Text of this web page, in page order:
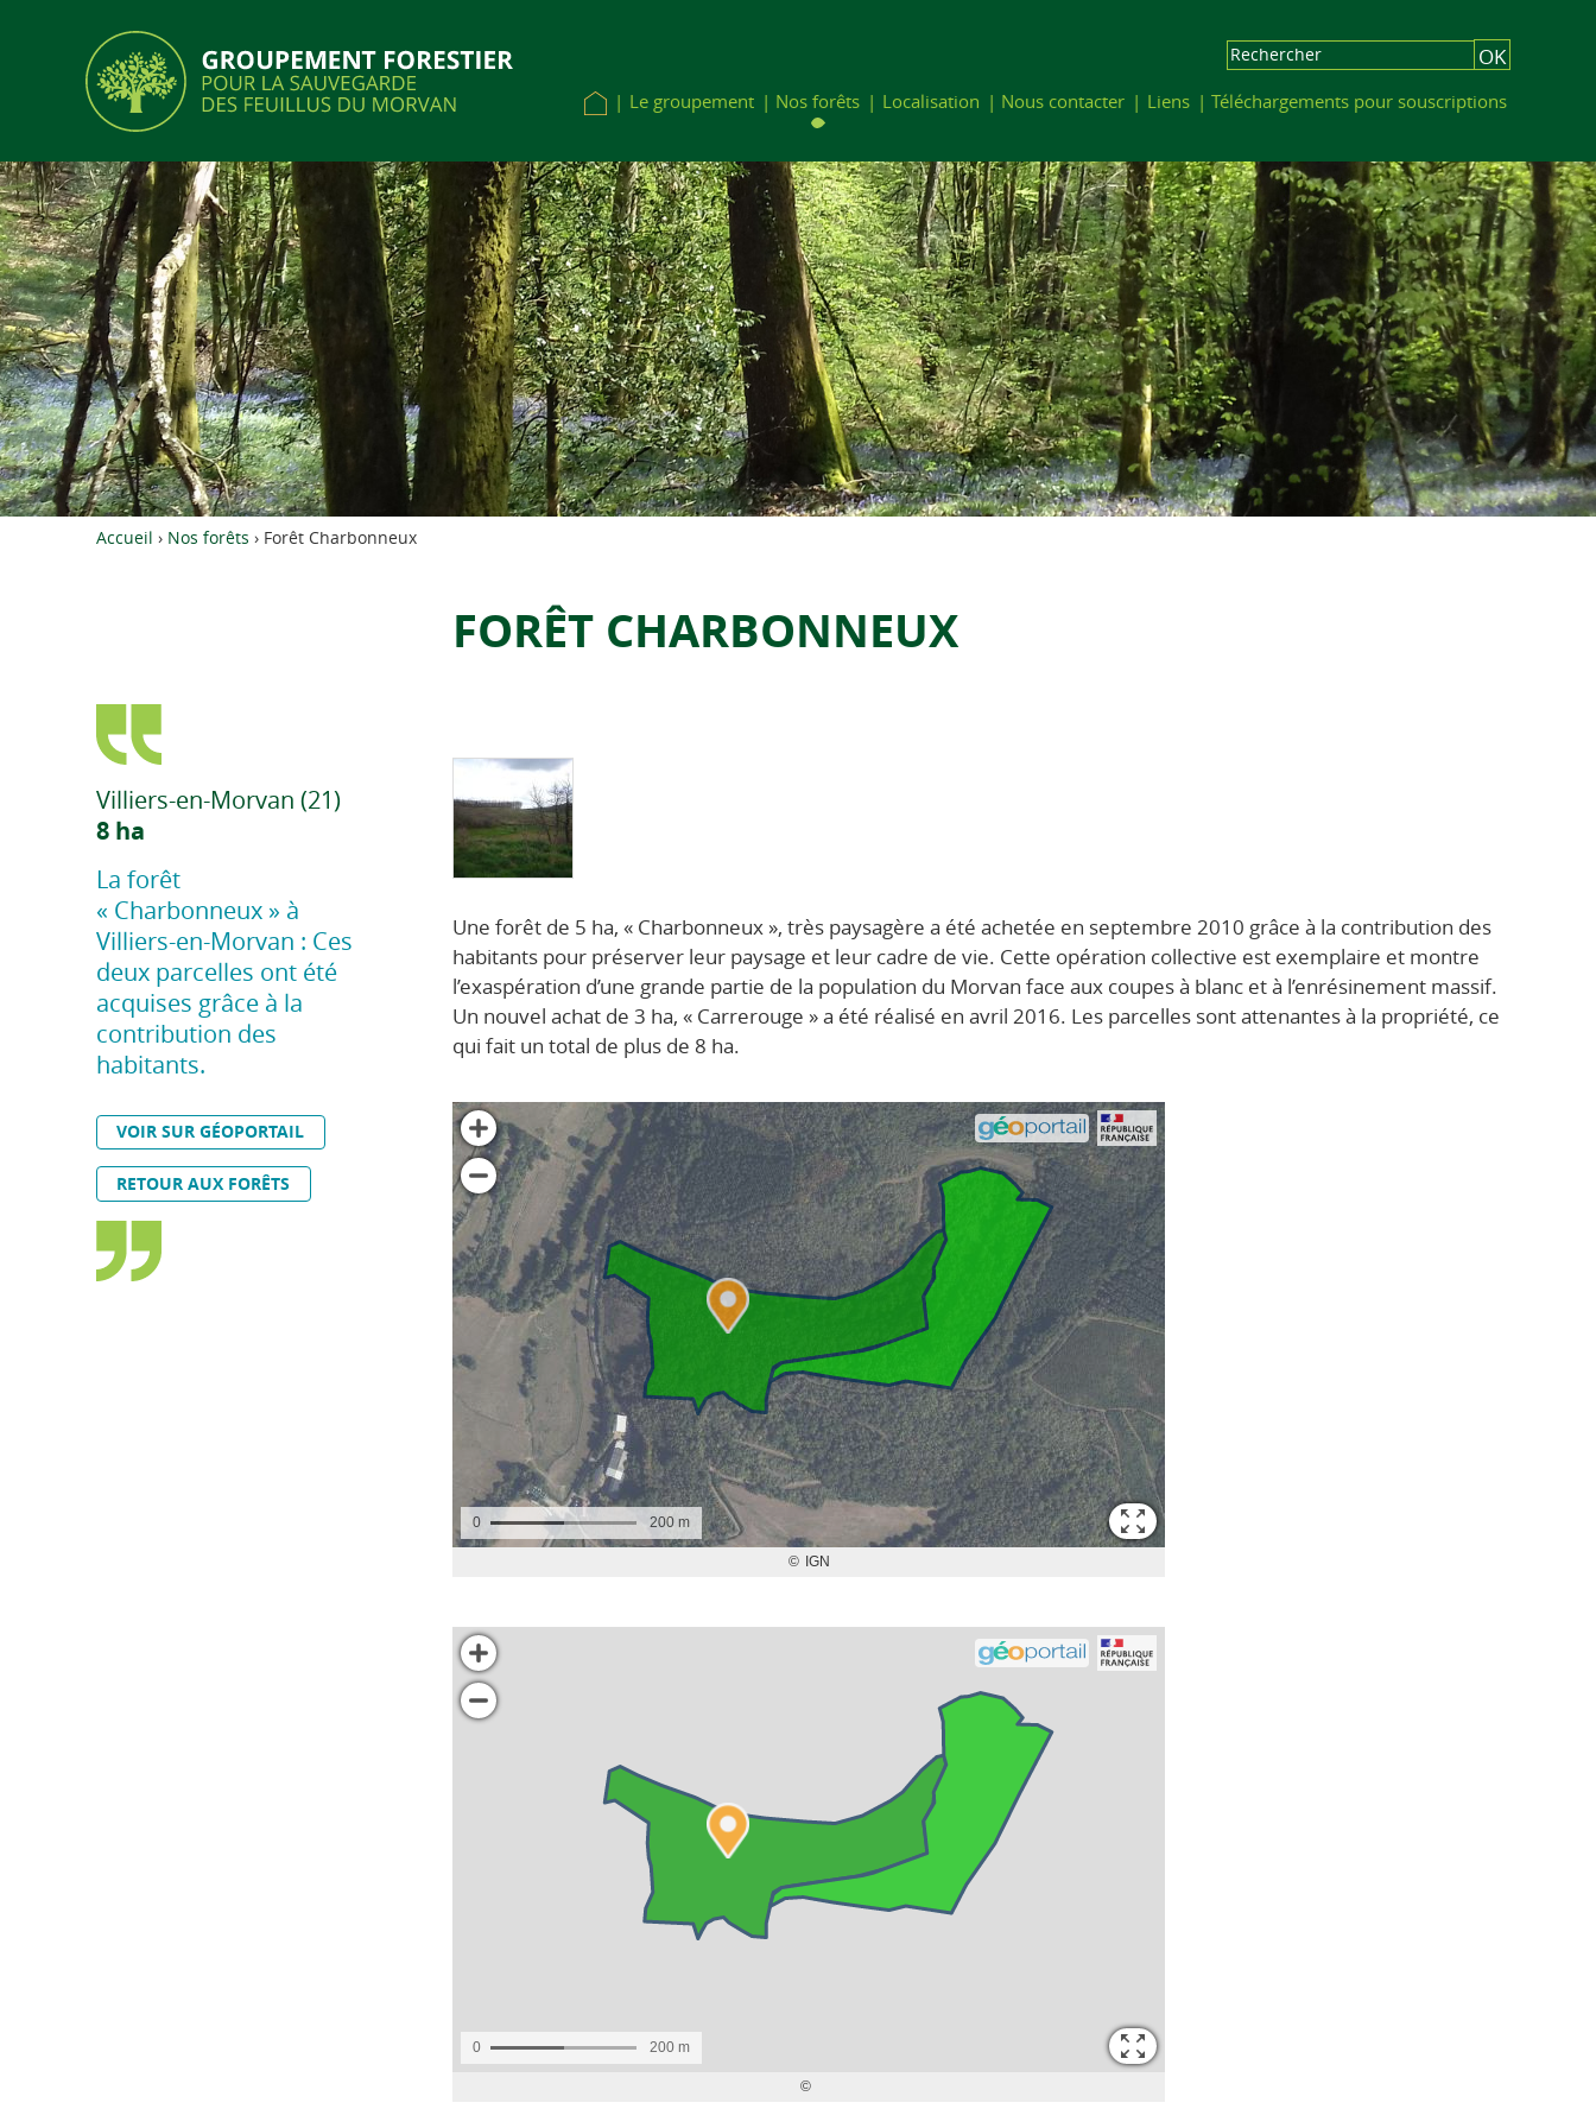
Le groupement Nos forêts Localisation Nous contacter Liens Téléchargements pour souscriptions
Accueil › Nos forêts › Forêt Charbonneux
FORÊT CHARBONNEUX
Villiers-en-Morvan (21)
8 ha
La forêt
« Charbonneux » à
Villiers-en-Morvan : Ces
deux parcelles ont été
acquises grâce à la
contribution des
habitants.
VOIR SUR GÉOPORTAIL
RETOUR AUX FORÊTS
Une forêt de 5 ha, « Charbonneux », très paysagère a été achetée en septembre 2010 grâce à la contribution des
habitants pour préserver leur paysage et leur cadre de vie. Cette opération collective est exemplaire et montre
l’exaspération d’une grande partie de la population du Morvan face aux coupes à blanc et à l’enrésinement massif.
Un nouvel achat de 3 ha, « Carrerouge » a été réalisé en avril 2016. Les parcelles sont attenantes à la propriété, ce
qui fait un total de plus de 8 ha.